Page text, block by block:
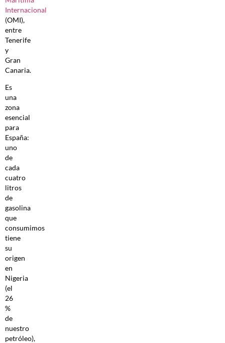
Internacional
(OMI),
entre
Tenerife
y
Gran
Canaria.
Es
una
zona
esencial
para
España:
uno
de
cada
cuatro
litros
de
gasolina
que
consumimos
tiene
su
origen
en
Nigeria
(el
26
%
de
nuestro
petróleo),